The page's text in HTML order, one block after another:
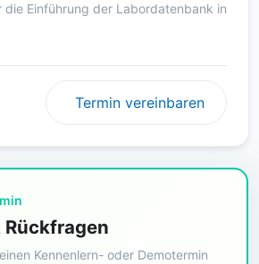
die Einführung der Labordatenbank in
Termin vereinbaren
Kennenlern- oder Demotermin